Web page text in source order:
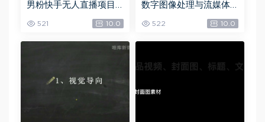
男粉快手无人直播项目
玩法，网盘下载(361.65
M)
521 10.0
数字图像处理与流媒体
技术，网盘下载(72.42
M)
522 10.0